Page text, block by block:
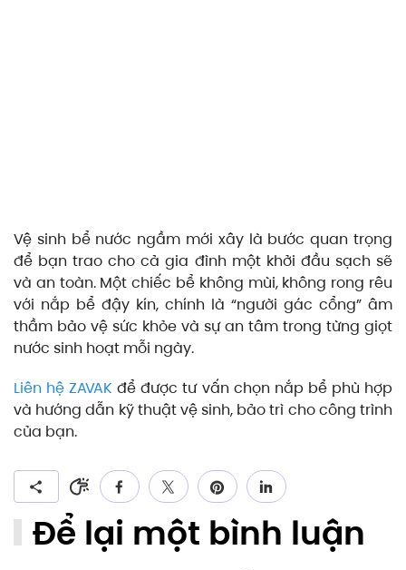
Vệ sinh bể nước ngầm mới xây là bước quan trọng
để bạn trao cho cả gia đình một khởi đầu sạch sẽ
và an toàn. Một chiếc bể không mùi, không rong rêu
với nắp bể đậy kín, chính là “người gác cổng” âm
thầm bảo vệ sức khỏe và sự an tâm trong từng giọt
nước sinh hoạt mỗi ngày.
Liên hệ ZAVAKđể được tư vấn chọn nắp bể phù hợp
và hướng dẫn kỹ thuật vệ sinh, bảo trì cho công trình
của bạn.
Để lại một bình luận